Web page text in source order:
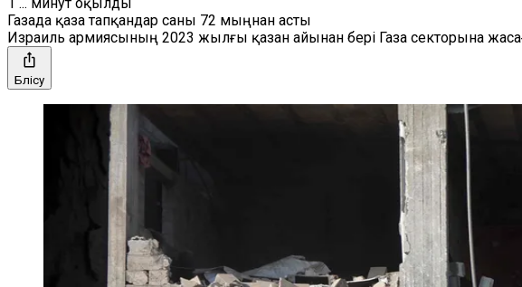
Газада қаза тапқандар саны 72 мыңнан асты
Израиль армиясының 2023 жылғы қазан айынан бері Газа секторына
Бөлісу